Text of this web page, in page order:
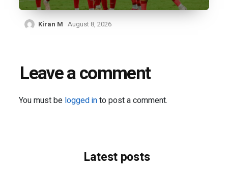
Kiran M August 8, 2026
Leave a comment
You must be logged into post a comment.
Latest posts